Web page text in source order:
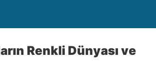
Renkli Dünyası ve